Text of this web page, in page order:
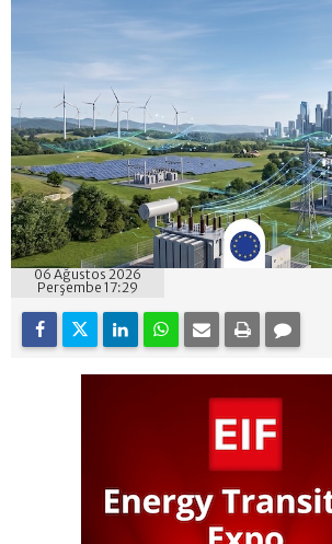
06 Ağustos 2026
Perşembe 17:29